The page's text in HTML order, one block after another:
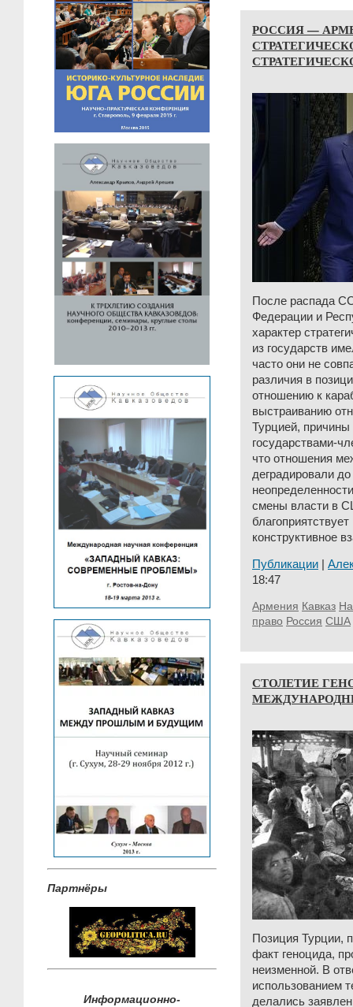
Партнёры
Информационно-
РОССИЯ —
После распада
Федерации и
характер
из государств
часто они не
различия в
отношению к
выстраиванию
Турцией, причины
государствами-
что отношения
деградировали до
смены власти в
конструктивное
Публикации
18:47
Армения Кавказ
право Россия США
СТОЛЕТИЕ
Позиция Турции,
факт геноцида,
неизменной. В
использованием
делались